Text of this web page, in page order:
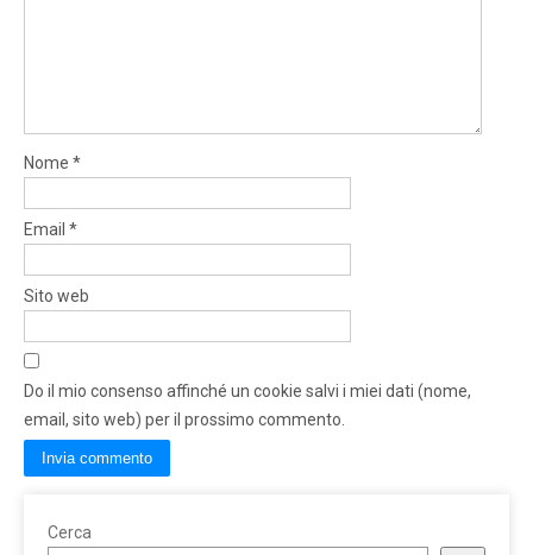
Nome *
Email *
Sito web
Do il mio consenso affinché un cookie salvi i miei dati (nome,
email, sito web) per il prossimo commento.
Cerca